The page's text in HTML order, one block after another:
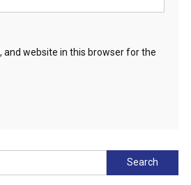
and website in this browser for the
Search
for: